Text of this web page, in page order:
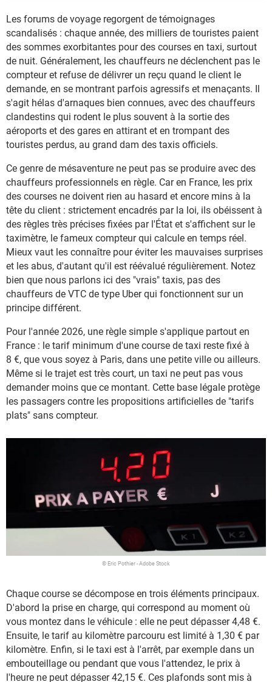
Les forums de voyage regorgent de témoignages
scandalisés : chaque année, des milliers de touristes paient
des sommes exorbitantes pour des courses en taxi, surtout
de nuit. Généralement, les chauffeurs ne déclenchent pas le
compteur et refuse de délivrer un reçu quand le client le
demande, en se montrant parfois agressifs et menaçants. Il
s'agit hélas d'arnaques bien connues, avec des chauffeurs
clandestins qui rodent le plus souvent à la sortie des
aéroports et des gares en attirant et en trompant des
touristes perdus, au grand dam des taxis officiels.
Ce genre de mésaventure ne peut pas se produire avec des
chauffeurs professionnels en règle. Car en France, les prix
des courses ne doivent rien au hasard et encore mins à la
tête du client : strictement encadrés par la loi, ils obéissent à
des règles très précises fixées par l'État et s'affichent sur le
taximètre, le fameux compteur qui calcule en temps réel.
Mieux vaut les connaître pour éviter les mauvaises surprises
et les abus, d'autant qu'il est réévalué régulièrement. Notez
bien que nous parlons ici des "vrais" taxis, pas des
chauffeurs de VTC de type Uber qui fonctionnent sur un
principe différent.
Pour l'année 2026, une règle simple s'applique partout en
France : le tarif minimum d'une course de taxi reste fixé à
8 €, que vous soyez à Paris, dans une petite ville ou ailleurs.
Même si le trajet est très court, un taxi ne peut pas vous
demander moins que ce montant. Cette base légale protège
les passagers contre les propositions artificielles de "tarifs
plats" sans compteur.
© Eric Pothier - Adobe Stock
Chaque course se décompose en trois éléments principaux.
D'abord la prise en charge, qui correspond au moment où
vous montez dans le véhicule : elle ne peut dépasser 4,48 €.
Ensuite, le tarif au kilomètre parcouru est limité à 1,30 € par
kilomètre. Enfin, si le taxi est à l'arrêt, par exemple dans un
embouteillage ou pendant que vous l'attendez, le prix à
l'heure ne peut dépasser 42,15 €. Ces plafonds sont mis à